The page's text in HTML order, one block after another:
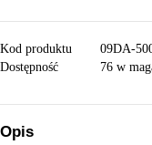
Kod produktu
09DA-
Dostępność
76 w
Opis